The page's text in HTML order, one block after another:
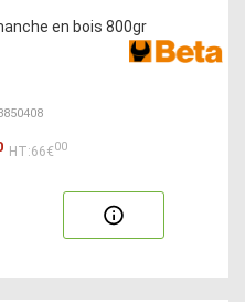
en bois 800gr
HT:66€00